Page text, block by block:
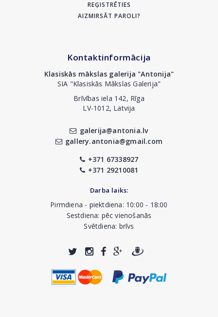
REĢISTRĒTIES
AIZMIRSĀT PAROLI?
Kontaktinformācija
Klasiskās mākslas galerija "Antonija"
SIA "Klasiskās Mākslas Galerija"
Brīvības iela 142, Rīga
LV-1012, Latvija
galerija@antonia.lv
gallery.antonia@gmail.com
+371 67338927
+371 29210081
Darba laiks:
Pirmdiena - piektdiena: 10:00 - 18:00
Sestdiena: pēc vienošanās
Svētdiena: brīvs